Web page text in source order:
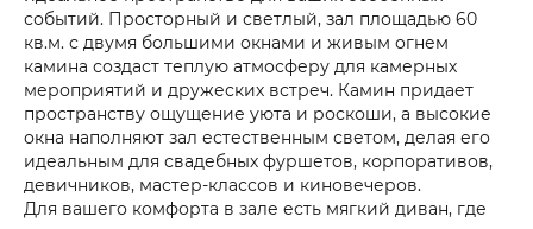
событий. Просторный и светлый, зал площадью 60
кв.м. с двумя большими окнами и живым огнем
камина создаст теплую атмосферу для камерных
мероприятий и дружеских встреч. Камин придает
пространству ощущение уюта и роскоши, а высокие
окна наполняют зал естественным светом, делая его
идеальным для свадебных фуршетов, корпоративов,
девичников, мастер-классов и киновечеров.
Для вашего комфорта в зале есть мягкий диван, где